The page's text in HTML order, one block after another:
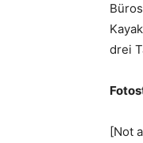
drei
[Not